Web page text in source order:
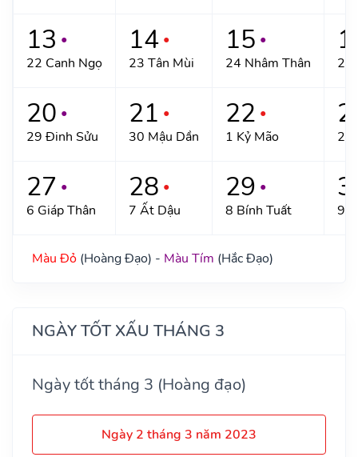
13 ●
22 Canh Ngọ
14 ●
23 Tân Mùi
15 ●
24 Nhâm Thân 25
20 ●
29 Đinh Sửu
21 ●
30 Mậu Dần
22 ●
1 Kỷ Mão 2
27 ●
6 Giáp Thân
28 ●
7 Ất Dậu
29 ●
8 Bính Tuất 9
Màu Đỏ (Hoàng Đạo) - Màu Tím (Hắc Đạo)
NGÀY TỐT XẤU THÁNG 3
Ngày tốt tháng 3 (Hoàng đạo)
Ngày 2 tháng 3 năm 2023